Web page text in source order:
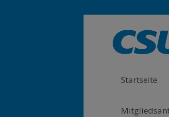
Zur Hauptnavigation
Zum Hauptinhalt
Zum Footer springen
Startseite